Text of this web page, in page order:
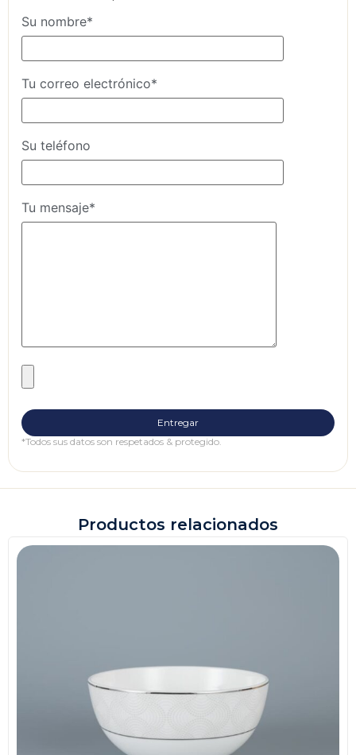
Su nombre*
Tu correo electrónico*
Su teléfono
Tu mensaje*
*Todos sus datos son respetados & protegido.
Productos relacionados